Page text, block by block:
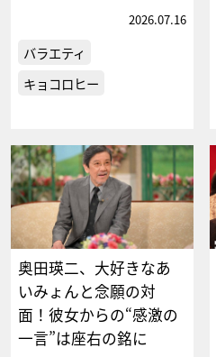
2026.07.16
バラエティ
キョコロヒー
奥田瑛二、大好きなあ
いみょんと念願の対
面！彼女からの“感激の
一言”は座右の銘に